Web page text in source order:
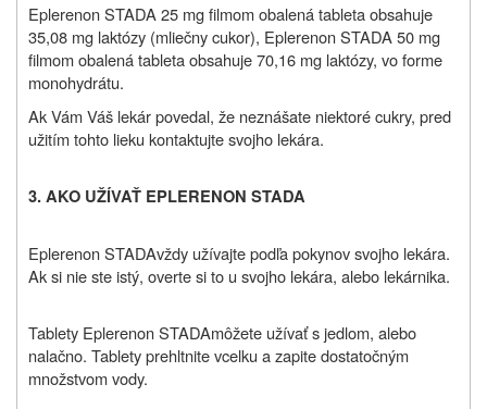
Eplerenon STADA 25 mg filmom obalená tableta obsahuje
35,08 mg laktózy (mliečny cukor), Eplerenon STADA 50 mg
filmom obalená tableta obsahuje 70,16 mg laktózy, vo forme
monohydrátu.
Ak Vám Váš lekár povedal, že neznášate niektoré cukry, pred
užitím tohto lieku kontaktujte svojho lekára.
3. AKO UŽÍVAŤ EPLERENON STADA
Eplerenon STADAvždy užívajte podľa pokynov svojho lekára.
Ak si nie ste istý, overte si to u svojho lekára, alebo lekárnika.
Tablety Eplerenon STADAmôžete užívať s jedlom, alebo
nalačno. Tablety prehltnite vcelku a zapite dostatočným
množstvom vody.